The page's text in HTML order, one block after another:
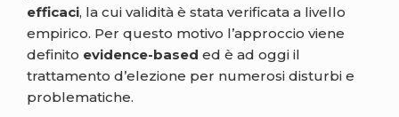
efficaci, la cui validità è stata verificata a livello
empirico. Per questo motivo l’approccio viene
definito evidence-based ed è ad oggi il
trattamento d’elezione per numerosi disturbi e
problematiche.